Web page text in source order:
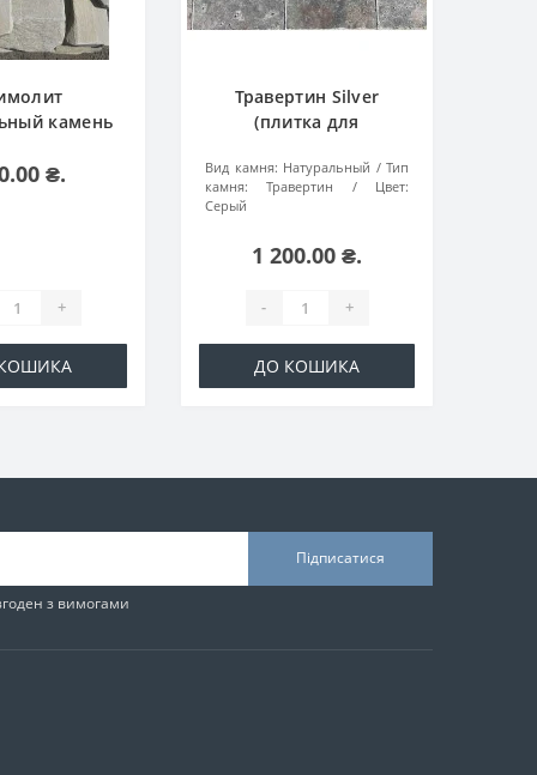
камень
₴.
+
Травертин Silver
(плитка для
Вид камня: Натуральный
Тип
камня:
Травертин
Цвет:
Серый
1 200.00 ₴.
- +
ДО КОШИКА
Підписатися
з вимогами